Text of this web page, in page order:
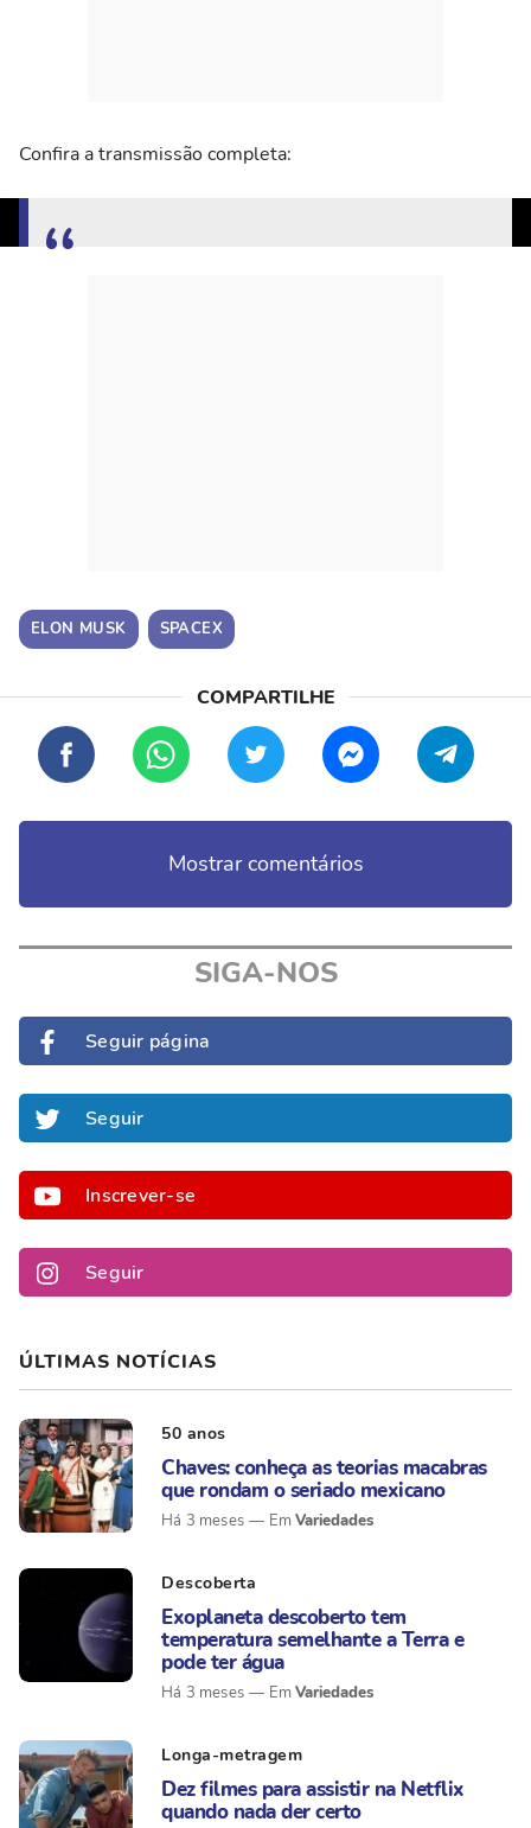
Confira a transmissão completa:
ELON MUSK SPACEX
Mostrar comentários
SIGA-NOS
Seguir página
Seguir
Inscrever-se
Seguir
ÚLTIMAS NOTÍCIAS
50 anos
Chaves: conheça as teorias macabras
que rondam o seriado mexicano
Há 3 meses Variedades
Descoberta
Exoplaneta descoberto tem
temperatura semelhante a Terra e
pode ter água
Há 3 meses Variedades
Longa-metragem
Dez filmes para assistir na Netflix
quando nada der certo